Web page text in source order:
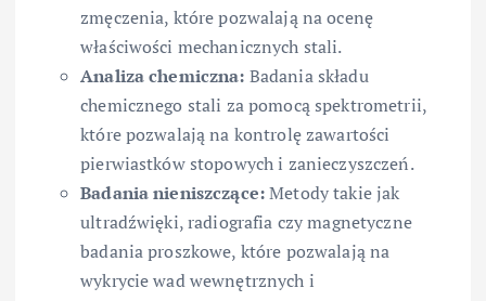
zmęczenia, które pozwalają na ocenę
właściwości mechanicznych stali.
Analiza chemiczna: Badania składu
chemicznego stali za pomocą spektrometrii,
które pozwalają na kontrolę zawartości
pierwiastków stopowych i zanieczyszczeń.
Badania nieniszczące:Metody takie jak
ultradźwięki, radiografia czy magnetyczne
badania proszkowe, które pozwalają na
wykrycie wad wewnętrznych i